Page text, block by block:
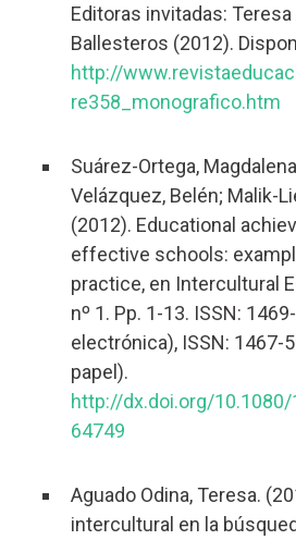
Editoras invitadas:
Ballesteros (2012).
http://
re358_monografico.htm
Suárez-Ortega,
Velázquez, Belén; Malik-
(2012). Educational
effective schools:
practice, en Intercultural
nº 1. Pp. 1-13. ISSN:
electrónica), ISSN: 1467-
papel).
http://dx.doi.org/10.1080/
64749
Aguado Odina, Teresa.
intercultural en la